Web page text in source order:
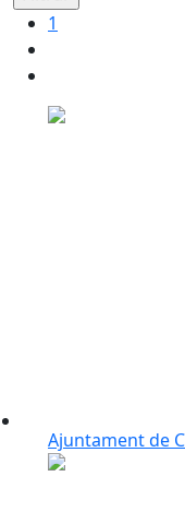
1
Ajuntament de